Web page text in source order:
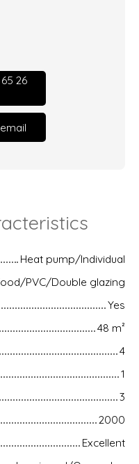
26
Heat pump/Individual
PVC/Double glazing
Yes
48 m²
4
1
3
2000
Excellent